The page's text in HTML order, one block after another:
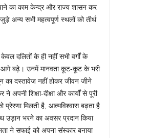
का काम केन्द्र और राज्य शासन कर
अन्य सभी महत्वपूर्ण स्थलों को तीर्थ
दलितों के ही नहीं सभी वर्गों के
आगे बढ़े। उनमें मानवता कूट-कूट के भरी
दस्तावेज नहीं होकर जीवन जीने
शिक्षा-दीक्षा और कार्यों से पूरी
मिलती है, आत्मविश्वास बढ़ता है
भरने का अवसर प्रदान किया
ने सफाई को अपना संस्कार बनाया